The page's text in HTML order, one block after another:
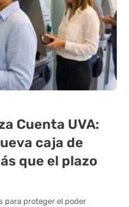
Cuenta UVA:
caja de
que el plazo
para proteger el poder